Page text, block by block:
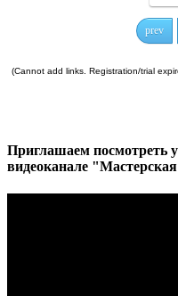
prev
(Cannot add links. Registration/trial
Приглашаем посмотреть
видеоканале